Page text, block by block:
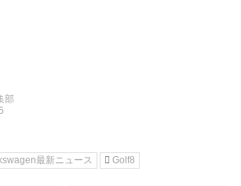
部
最新ニュース Golf8